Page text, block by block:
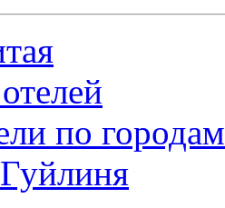
по городам